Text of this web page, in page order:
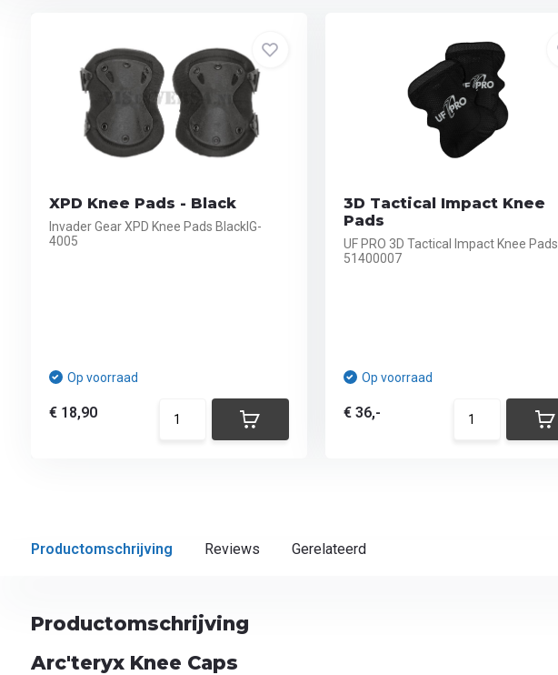
XPD Knee Pads - Black
Invader Gear XPD Knee Pads BlackIG-
4005
Op voorraad
€ 18,90
3D Tactical Impact Knee
Pads
UF PRO 3D Tactical Impact Knee Pads
51400007
Op voorraad
€ 36,-
Productomschrijving Reviews Gerelateerd
Productomschrijving
Arc'teryx Knee Caps